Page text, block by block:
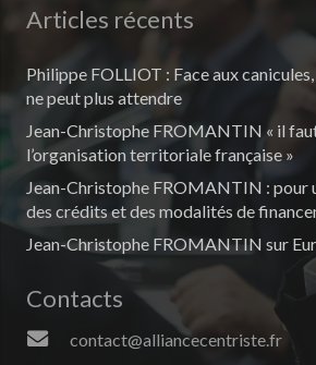
Articles récents
Philippe FOLLIOT : Face aux
ne peut plus attendre
Jean-Christophe FROMANTIN « il
l’organisation territoriale française »
Jean-Christophe FROMANTIN : pour
des crédits et des modalités de
Jean-Christophe FROMANTIN sur
Contacts
contact@alliancecentriste.fr